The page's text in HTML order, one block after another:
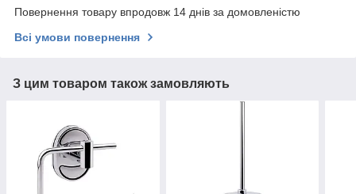
Повернення товару впродовж 14 днів за домовленістю
Всі умови повернення
З цим товаром також замовляють